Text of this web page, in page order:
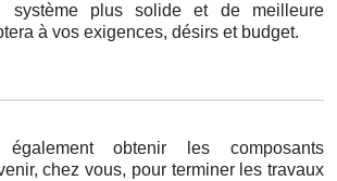
système plus solide et de meilleure
à vos exigences, désirs et budget.
obtenir les composants
chez vous, pour terminer les travaux